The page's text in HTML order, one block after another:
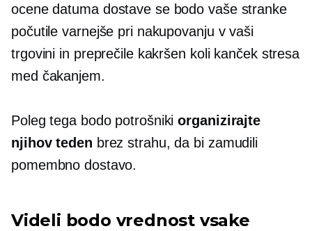
ocene datuma dostave se bodo vaše stranke
počutile varnejše pri nakupovanju v vaši
trgovini in preprečile kakršen koli kanček stresa
med čakanjem.
Poleg tega bodo potrošnikiorganizirajte
njihov teden brez strahu, da bi zamudili
pomembno dostavo.
Videli bodo vrednost vsake